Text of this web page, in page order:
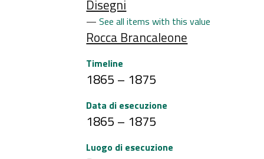
Disegni
See all items with this value
Rocca Brancaleone
Timeline
1865 – 1875
Data di esecuzione
1865 – 1875
Luogo di esecuzione